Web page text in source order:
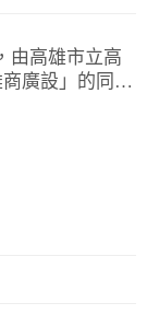
由高雄市立高
商廣設」的同…